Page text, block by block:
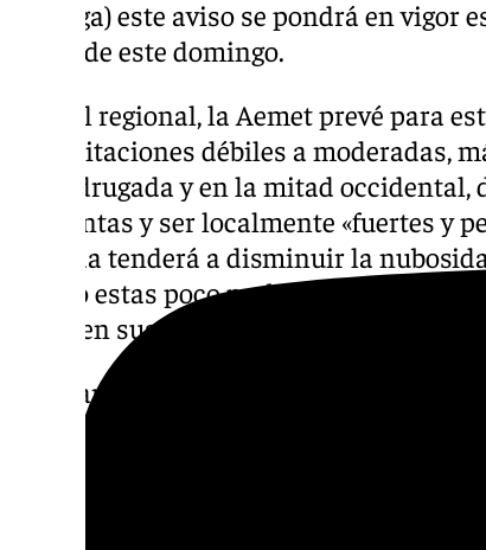
(Málaga) este aviso se pondrá en vigor
horas de este domingo.
A nivel regional, la Aemet prevé para
precipitaciones débiles a moderadas,
la madrugada y en la mitad
tormentas y ser localmente «fuertes y
jornada tenderá a disminuir la
siendo estas poco probables en el
polvo en suspensión en el tercio
En cuanto a las temperaturas, estas
ascenso, siendo este aumento más